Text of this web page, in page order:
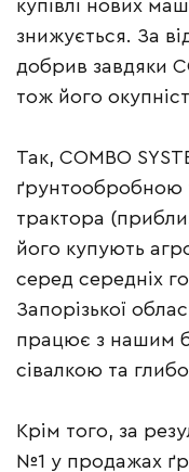
купівлі нових
знижується. За
добрив завдяки
тож його
Так, COMBO
ґрунтообробною
трактора
його купують
серед середніх
Запорізької
працює з нашим
сівалкою та
Крім того, за
№1 у продажах